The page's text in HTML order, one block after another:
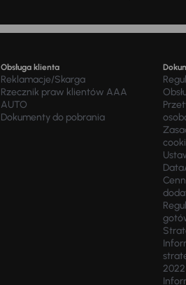
Obsługa klienta
Reklamacje/Skarga
Rzecznik praw klientów AAA
AUTO
Dokumenty do pobrania
2022